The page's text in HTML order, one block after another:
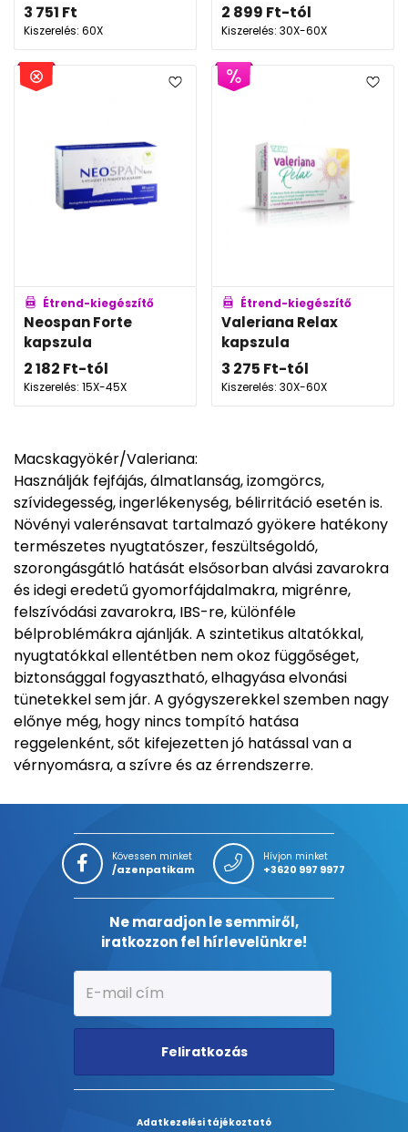
3 751 Ft
Kiszerelés: 60X
2 899 Ft-tól
Kiszerelés: 30X-60X
Étrend-kiegészítő
Neospan Forte
kapszula
2 182 Ft-tól
Kiszerelés: 15X-45X
Étrend-kiegészítő
Valeriana Relax
kapszula
3 275 Ft-tól
Kiszerelés: 30X-60X
Macskagyökér/Valeriana:
Használják fejfájás, álmatlanság, izomgörcs,
szívidegesség, ingerlékenység, bélirritáció esetén is.
Növényi valerénsavat tartalmazó gyökere hatékony
természetes nyugtatószer, feszültségoldó,
szorongásgátló hatását elsősorban alvási zavarokra
és idegi eredetű gyomorfájdalmakra, migrénre,
felszívódási zavarokra, IBS-re, különféle
bélproblémákra ajánlják. A szintetikus altatókkal,
nyugtatókkal ellentétben nem okoz függőséget,
biztonsággal fogyasztható, elhagyása elvonási
tünetekkel sem jár. A gyógyszerekkel szemben nagy
előnye még, hogy nincs tompító hatása
reggelenként, sőt kifejezetten jó hatással van a
vérnyomásra, a szívre és az érrendszerre.
Kövessen minket
/azenpatikam
Hívjon minket
+3620 997 9977
Ne maradjon le semmiről,
iratkozzon fel hírlevelünkre!
Feliratkozás
Adatkezelési tájékoztató